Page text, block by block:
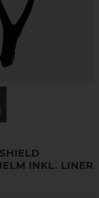
INKL. LINER